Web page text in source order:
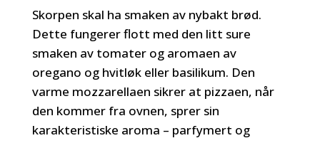
Skorpen skal ha smaken av nybakt brød.
Dette fungerer flott med den litt sure
smaken av tomater og aromaen av
oregano og hvitløk eller basilikum. Den
varme mozzarellaen sikrer at pizzaen, når
den kommer fra ovnen, sprer sin
karakteristiske aroma – parfymert og